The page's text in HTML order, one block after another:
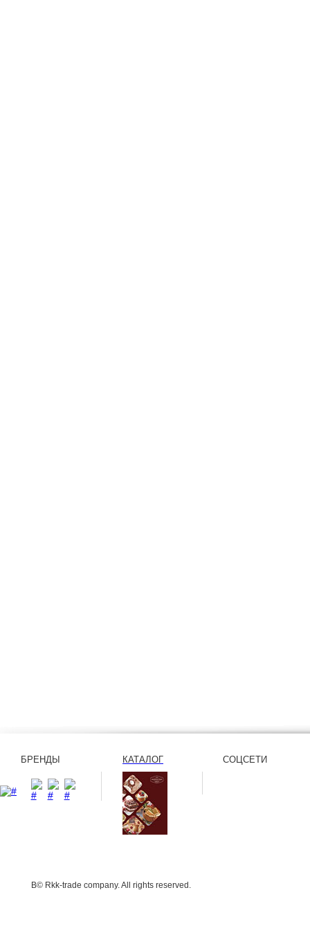
БРЕНДЫ КАТАЛОГ СОЦСЕТИ
В© Rkk-trade company. All rights reserved.